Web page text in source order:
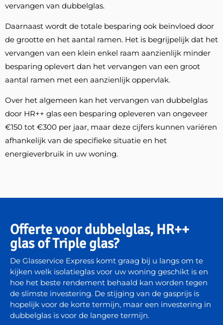
vervangen van dubbelglas.
Daarnaast wordt de totale besparing ook beïnvloed door
de grootte en het aantal ramen. Het is begrijpelijk dat het
vervangen van een klein enkel raam aanzienlijk minder
besparing oplevert dan het vervangen van een groot
aantal ramen met een aanzienlijk oppervlak.
Over het algemeen kan het vervangen van dubbelglas
door HR++ glas een besparing opleveren van ongeveer
€150 tot €300 per jaar, maar deze cijfers kunnen variëren
afhankelijk van de specifieke situatie en het
energieverbruik in uw woning.
Offerte voor dubbelglas, HR++
glas of Triple glas?
De Glasservice Express komt graag bij u langs om te
kijken welk isolatieglas voor uw woning geschikt is en
hoe het beste rendement behaald kan worden tegen
de slimste investering. De stijging van de gasprijs is
hopelijk voor de korte termijn, maar een investering in
dubbelglas is voor de langere termijn.